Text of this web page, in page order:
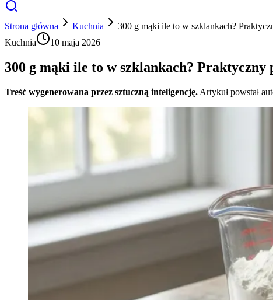
Strona główna Kuchnia
300 g mąki ile to w szklankach?
Kuchnia
10 maja 2026
300 g mąki ile to w szklankach?
Treść wygenerowana przez sztuczną inteligencję. Artykuł powstał